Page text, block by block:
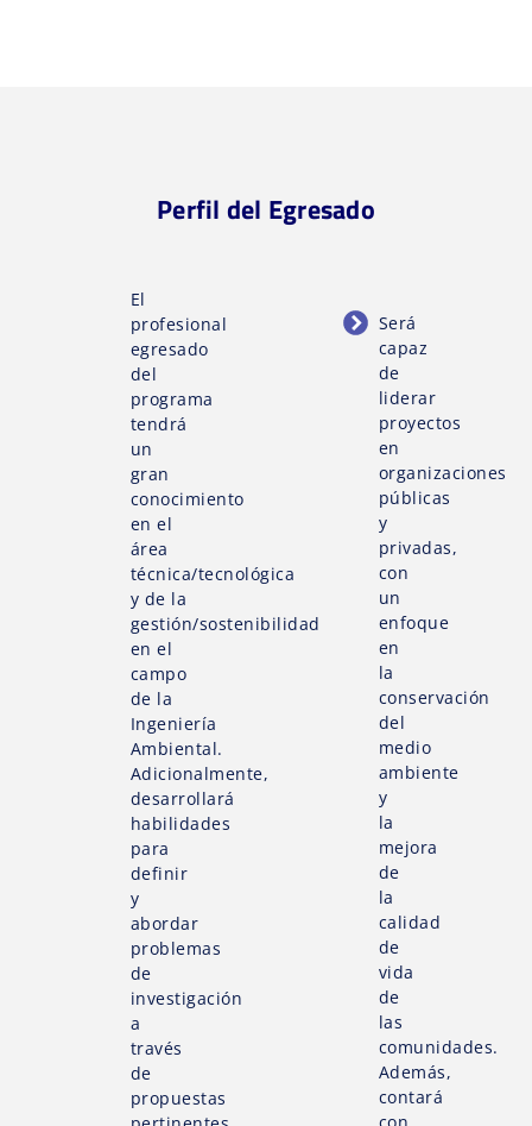
Perfil del Egresado
El
profesional
egresado
del
programa
tendrá
un
gran
conocimiento
en el
área
técnica/tecnológica
y de la
gestión/sostenibilidad
en el
campo
de la
Ingeniería
Ambiental.
Adicionalmente,
desarrollará
habilidades
para
definir
y
abordar
problemas
de
investigación
a
través
de
propuestas
Será
capaz
de
liderar
proyectos
en
organizaciones
públicas
y
privadas,
con
un
enfoque
en
la
conservación
del
medio
ambiente
y
la
mejora
de
la
calidad
de
vida
de
las
comunidades.
Además,
contará